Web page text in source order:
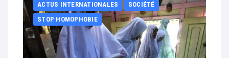
Boutique
Partenaires
ACTUS INTERNATIONALES
SOCIÉTÉ
STOP HOMOPHOBIE